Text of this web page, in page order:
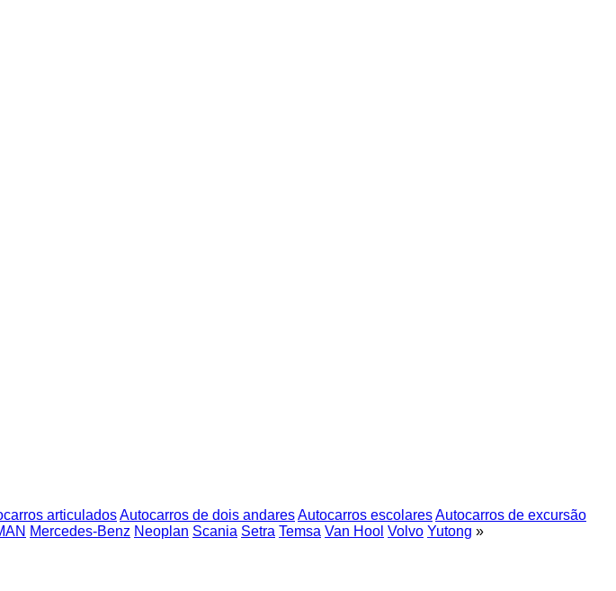
articuladosAutocarros de dois andaresAutocarros escolaresAutocarros de excursão
Mercedes-Benz Neoplan Scania Setra Temsa Van Hool Volvo Yutong »